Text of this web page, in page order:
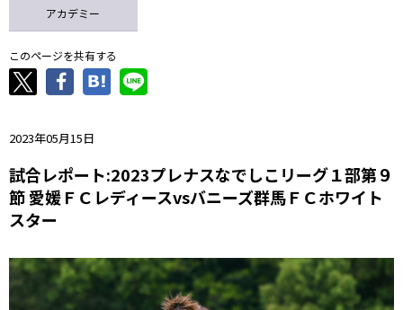
アカデミー
このページを共有する
2023年05月15日
試合レポート:2023プレナスなでしこリーグ１部第９
節 愛媛ＦＣレディースvsバニーズ群馬ＦＣホワイト
スター